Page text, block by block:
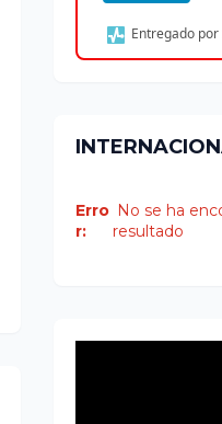
Entregado por
Erro
r:
No se ha
resultado